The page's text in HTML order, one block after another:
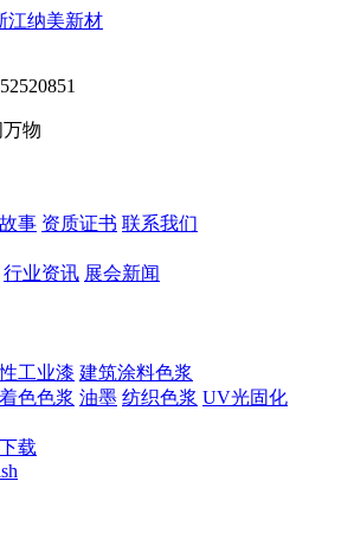
物
事 资质证书 联系我们
行业资讯 展会新闻
工业漆 建筑涂料色浆
色色浆 油墨 纺织色浆 UV光固化
载